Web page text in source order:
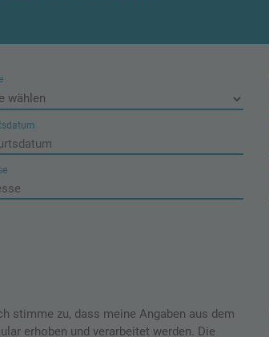
stimme zu, dass meine Angaben aus dem
erhoben und verarbeitet werden. Die